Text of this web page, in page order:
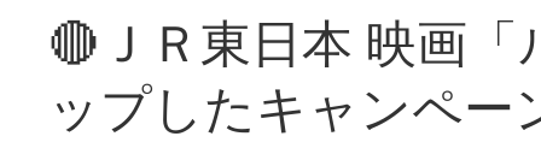
🔴ＪＲ東日本 映画
ップしたキャンペー